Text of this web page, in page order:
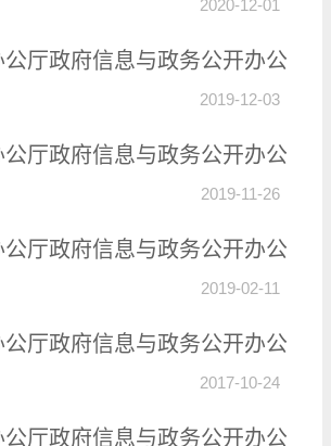
2020-12-01
公厅政府信息与政务公开办公
2019-12-03
公厅政府信息与政务公开办公
2019-11-26
公厅政府信息与政务公开办公
2019-02-11
公厅政府信息与政务公开办公
2017-10-24
公厅政府信息与政务公开办公